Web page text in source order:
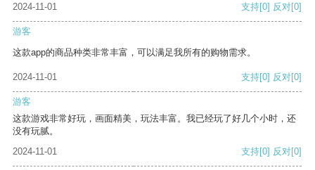
2024-11-01
支持[0] 反对[0]
游客
这款app的商品种类非常丰富，可以满足我所有的购物需求。
2024-11-01 支持[0] 反对[0]
游客
这款游戏非常好玩，画面精美，玩法丰富。我已经玩了好几个小时，还
没有玩腻。
2024-11-01
支持[0] 反对[0]